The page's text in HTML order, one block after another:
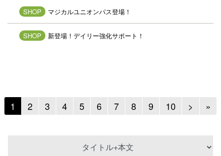
SHOP マジカルユニオンパス登場！
SHOP 新登場！デイリー強化サポート！
1 2 3 4 5 6 7 8 9 10 > Next
»